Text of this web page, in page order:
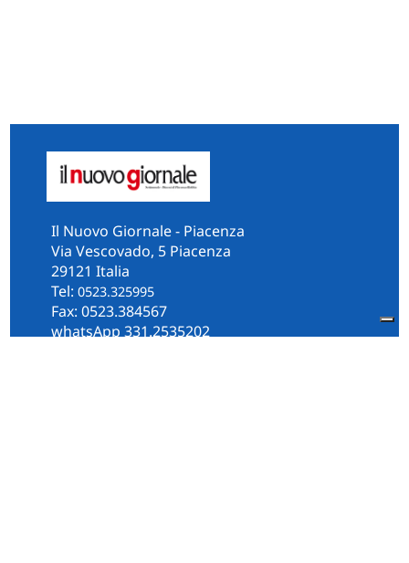
Il Nuovo Giornale - Piacenza
Via Vescovado, 5 Piacenza
29121 Italia
Tel: 0523.325995
Fax: 0523.384567
whatsApp 331.2535202